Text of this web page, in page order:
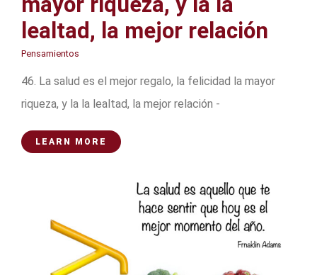
lealtad, la mejor relación
Pensamientos
46. La salud es el mejor regalo, la felicidad la mayor
riqueza, y la la lealtad, la mejor relación -
LEARN MORE